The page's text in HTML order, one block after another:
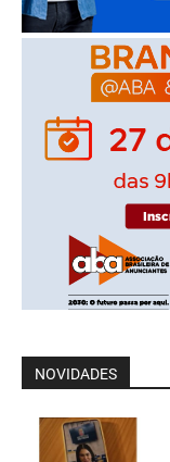
NOVIDADES